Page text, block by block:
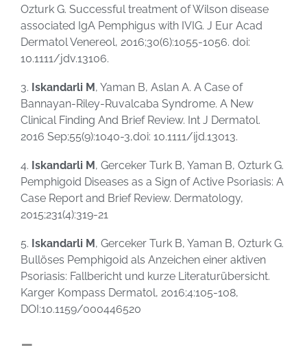
Ozturk G. Successful treatment of Wilson disease
associated IgA Pemphigus with IVIG. J Eur Acad
Dermatol Venereol, 2016;30(6):1055-1056. doi:
10.1111/jdv.13106.
3. Iskandarli M, Yaman B, Aslan A. A Case of
Bannayan-Riley-Ruvalcaba Syndrome. A New
Clinical Finding And Brief Review. Int J Dermatol.
2016 Sep;55(9):1040-3,doi: 10.1111/ijd.13013.
4. Iskandarli M, Gerceker Turk B, Yaman B, Ozturk G.
Pemphigoid Diseases as a Sign of Active Psoriasis: A
Case Report and Brief Review. Dermatology,
2015;231(4):319-21
5. Iskandarli M, Gerceker Turk B, Yaman B, Ozturk G.
Bullöses Pemphigoid als Anzeichen einer aktiven
Psoriasis: Fallbericht und kurze Literaturübersicht.
Karger Kompass Dermatol, 2016;4:105-108,
DOI:10.1159/000446520
–